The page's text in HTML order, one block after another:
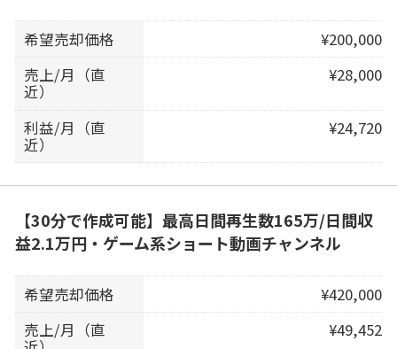
希望売却価格
¥200,000
売上/月（直
近）
¥28,000
利益/月（直
近）
¥24,720
【30分で作成可能】最高日間再生数165万/日間収
益2.1万円・ゲーム系ショート動画チャンネル
希望売却価格
¥420,000
売上/月（直
¥49,452